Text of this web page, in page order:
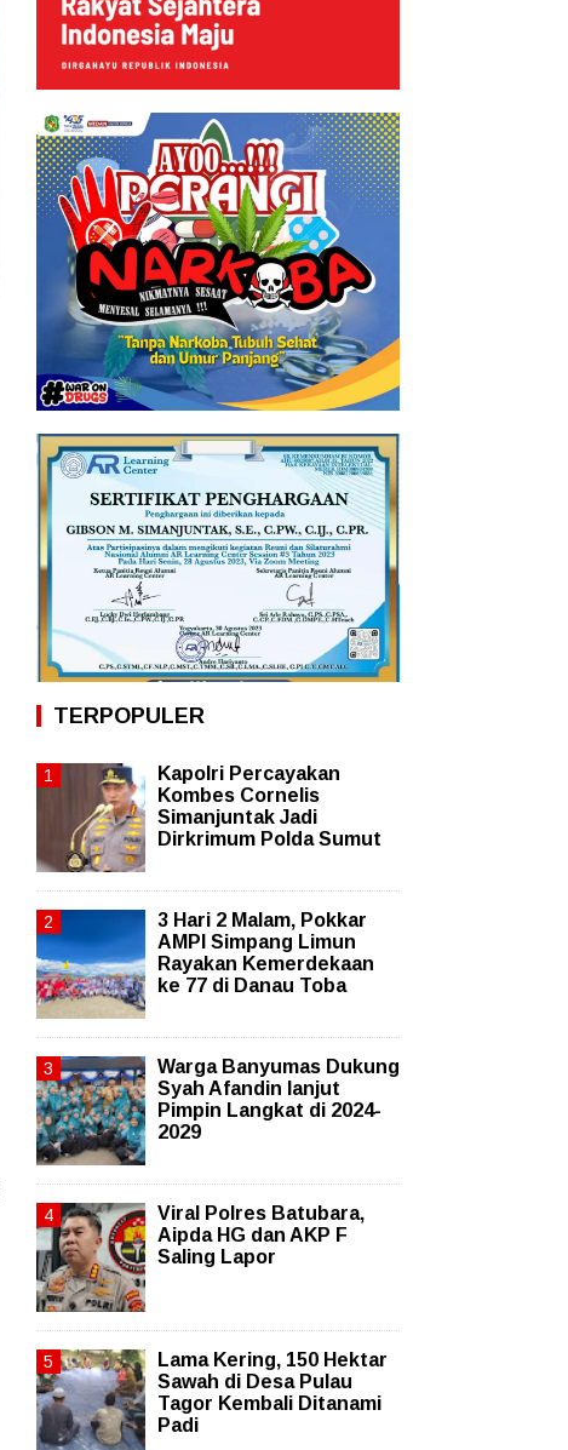
TERPOPULER
Kapolri Percayakan
Kombes Cornelis
Simanjuntak Jadi
Dirkrimum Polda Sumut
3 Hari 2 Malam, Pokkar
AMPI Simpang Limun
Rayakan Kemerdekaan
ke 77 di Danau Toba
Warga Banyumas Dukung
Syah Afandin lanjut
Pimpin Langkat di 2024-
2029
Viral Polres Batubara,
Aipda HG dan AKP F
Saling Lapor
Lama Kering, 150 Hektar
Sawah di Desa Pulau
Tagor Kembali Ditanami
Padi